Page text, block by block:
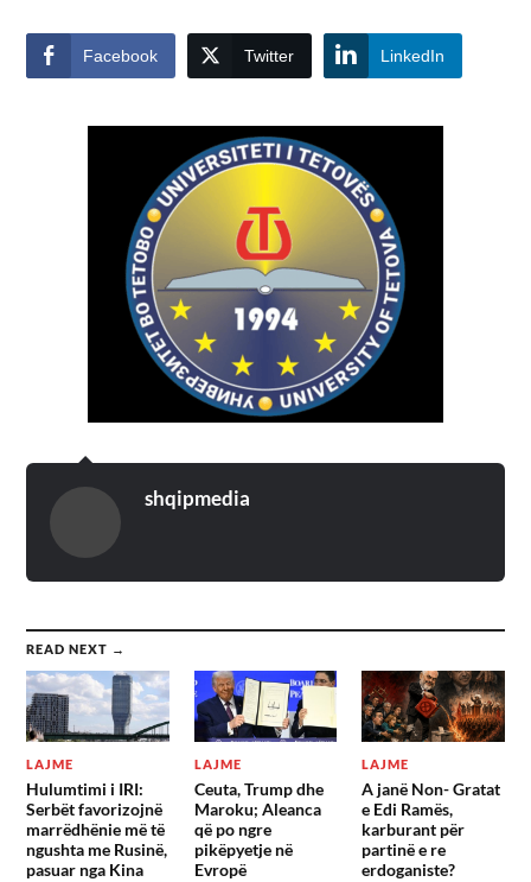
Facebook Twitter LinkedIn
shqipmedia
READ NEXT →
LAJME
Hulumtimi i IRI:
Serbët favorizojnë
marrëdhënie më të
ngushta me Rusinë,
pasuar nga Kina
LAJME
Ceuta, Trump dhe
Maroku; Aleanca
që po ngre
pikëpyetje në
Evropë
LAJME
A janë Non- Gratat
e Edi Ramës,
karburant për
partinë e re
erdoganiste?